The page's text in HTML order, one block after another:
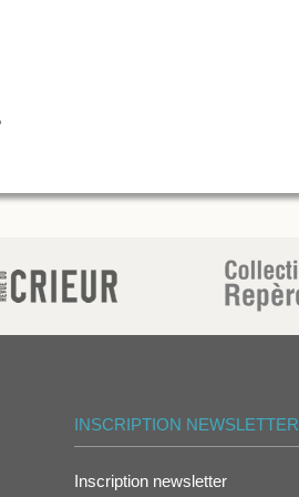
INSCRIPTION NEWSLETTER
Inscription newsletter